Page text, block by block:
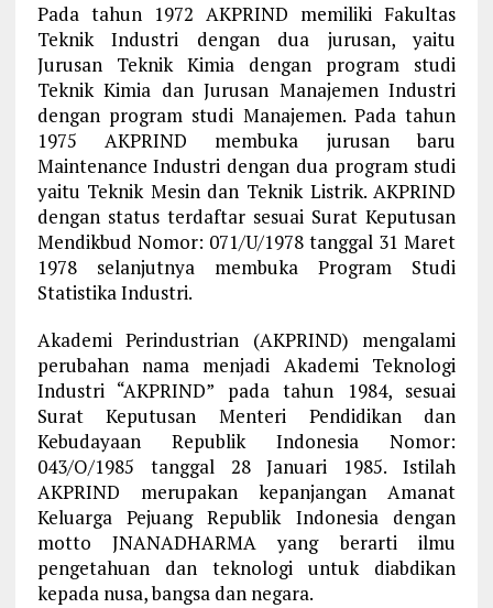
Pada tahun 1972 AKPRIND memiliki Fakultas
Teknik Industri dengan dua jurusan, yaitu
Jurusan Teknik Kimia dengan program studi
Teknik Kimia dan Jurusan Manajemen Industri
dengan program studi Manajemen. Pada tahun
1975 AKPRIND membuka jurusan baru
Maintenance Industri dengan dua program studi
yaitu Teknik Mesin dan Teknik Listrik. AKPRIND
dengan status terdaftar sesuai Surat Keputusan
Mendikbud Nomor: 071/U/1978 tanggal 31 Maret
1978 selanjutnya membuka Program Studi
Statistika Industri.
Akademi Perindustrian (AKPRIND) mengalami
perubahan nama menjadi Akademi Teknologi
Industri “AKPRIND” pada tahun 1984, sesuai
Surat Keputusan Menteri Pendidikan dan
Kebudayaan Republik Indonesia Nomor:
043/O/1985 tanggal 28 Januari 1985. Istilah
AKPRIND merupakan kepanjangan Amanat
Keluarga Pejuang Republik Indonesia dengan
motto JNANADHARMA yang berarti ilmu
pengetahuan dan teknologi untuk diabdikan
kepada nusa, bangsa dan negara.